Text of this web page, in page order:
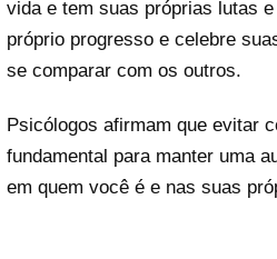
vida e tem suas próprias lutas
próprio progresso e celebre
se comparar com os outros.
Psicólogos afirmam que evitar
fundamental para manter uma
em quem você é e nas suas